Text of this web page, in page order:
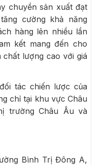
chuyền sản xuất đạt
cường khả năng
hàng lên nhiều lần
kết mang đến cho
lượng cao với giá
tác chiến lược của
chỉ tại khu vực Châu
trường Châu Âu và
Bình Trị Đông A,